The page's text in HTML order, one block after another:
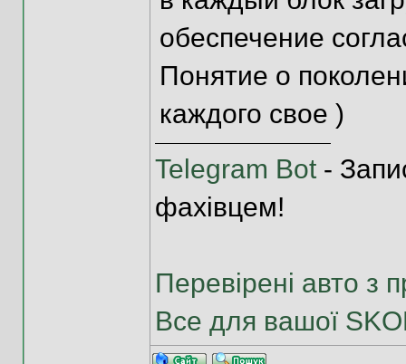
обеспечение
Понятие о
каждого свое )
Telegram Bot-
фахівцем!
Перевірені авто з
Все для вашої